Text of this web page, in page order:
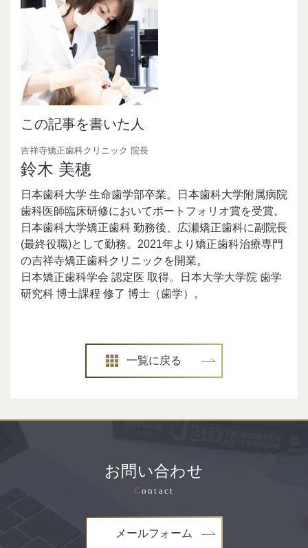
この記事を書いた人
吉祥寺矯正歯科クリニック 院長
鈴木 美穂
日本歯科大学 生命歯学部卒業。日本歯科大学附属病院
歯科医師臨床研修においてポートフォリオ賞を受賞。
日本歯科大学矯正歯科 勤務後、広瀬矯正歯科に副院長
(最終役職)として勤務。2021年より矯正歯科治療専門
の吉祥寺矯正歯科クリニックを開業。
日本矯正歯科学会 認定医 取得。日本大学大学院 歯学
研究科 博士課程 修了 博士（歯学）。
一覧に戻る
お問い合わせ
C ontact
メールフォーム